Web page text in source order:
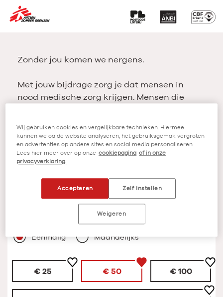
Zonder jou komen we nergens.
Met jouw bijdrage zorg je dat mensen in
nood medische zorg krijgen. Mensen die
en kinderen met ondervoeding. Dank je wel!
Ja, ik help mee
Welk bedrag wil je doneren?
Eenmalig Maandelijks
€ 25 € 50 € 100
Wij gebruiken cookies en vergelijkbare technieken. Hiermee
kunnen we oa de website analyseren, het gebruiksgemak vergroten
en advertenties op andere sites en social media personaliseren.
Lees hier meer over op onze cookiepagina of in onze
privacyverklaring.
Accepteren Zelf instellen
Weigeren